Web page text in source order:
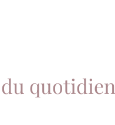
quotidien